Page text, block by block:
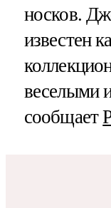
носков.
известен
веселыми
сообщает